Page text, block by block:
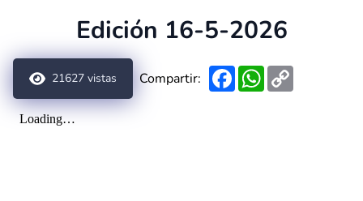
Edición 16-5-2026
21627 vistas Compartir: FacebookWhatsApp